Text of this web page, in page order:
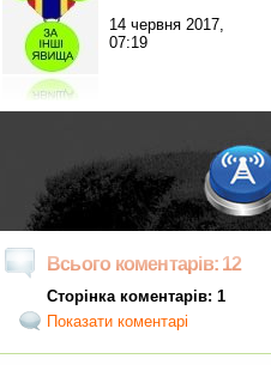
14 червня 2017,
07:19
Всього коментарів: 12
Сторінка коментарів: 1
Показати коментарі